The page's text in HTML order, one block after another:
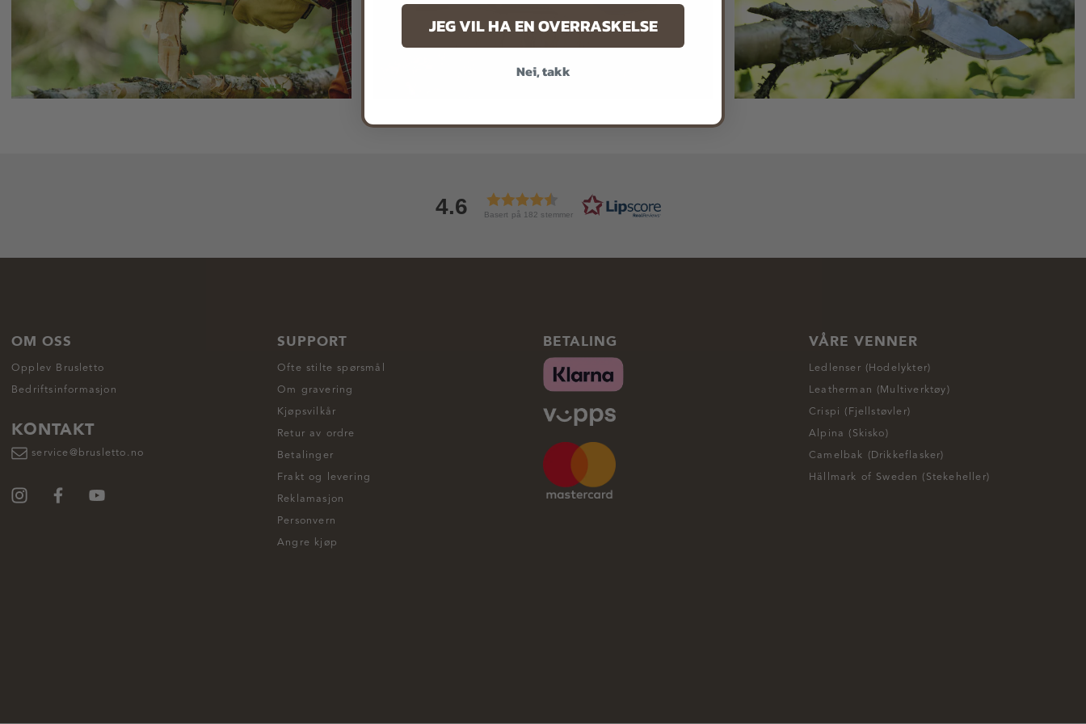
4.6 Basert på 182 stemmer
OM OSS
Opplev Brusletto
Bedriftsinformasjon
KONTAKT
service@brusletto.no
SUPPORT
Ofte stilte spørsmål
Om gravering
Kjøpsvilkår
Retur av ordre
Betalinger
Frakt og levering
Reklamasjon
Personvern
Angre kjøp
BETALING VÅRE VENNER
Ledlenser (Hodelykter)
Leatherman (Multiverktøy)
Crispi (Fjellstøvler)
Alpina (Skisko)
Camelbak (Drikkeflasker)
Hällmark of Sweden (Stekeheller)
JEG VIL HA EN OVERRASKELSE
Nei, takk